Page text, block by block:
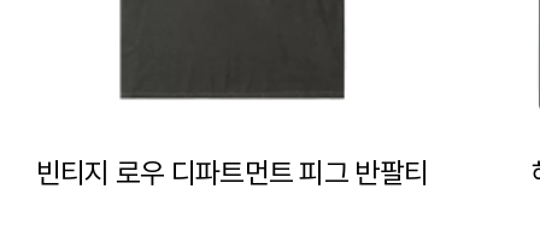
빈티지 로우 디파트먼트 피그 반팔티